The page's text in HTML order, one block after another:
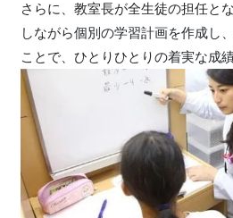
さらに、教室長が全生徒の担任と
しながら個別の学習計画を作成し
ことで、ひとりひとりの着実な成